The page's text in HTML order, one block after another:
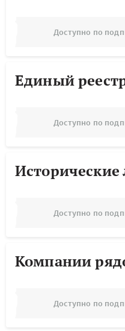
Доступно по
Единый
Доступно по
Доступно по
Компании
Доступно по